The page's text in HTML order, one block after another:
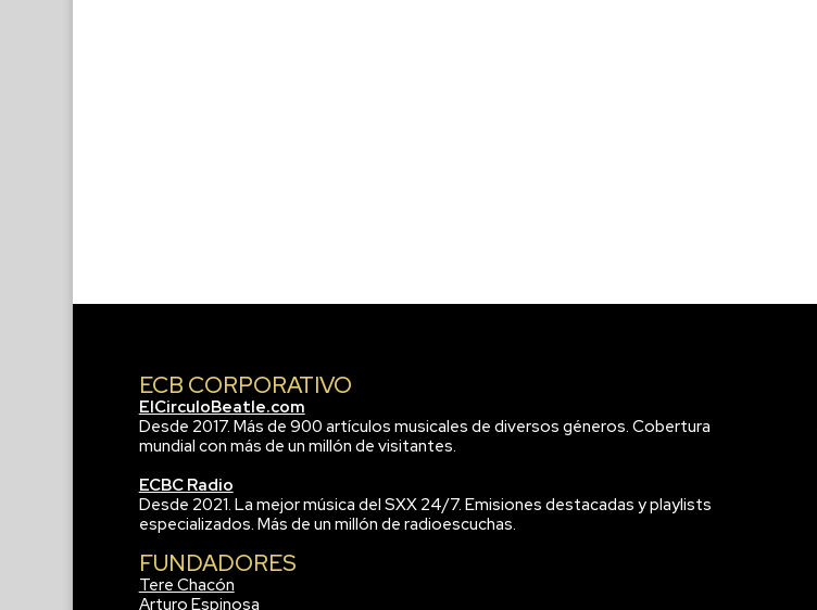
ECB CORPORATIVO
ElCirculoBeatle.com
Desde 2017. Más de 900 artículos musicales de diversos géneros. Cobertura
mundial con más de un millón de visitantes.
ECBC Radio
Desde 2021. La mejor música del SXX 24/7. Emisiones destacadas y playlists
especializados. Más de un millón de radioescuchas.
FUNDADORES
Tere Chacón
Arturo Espinosa